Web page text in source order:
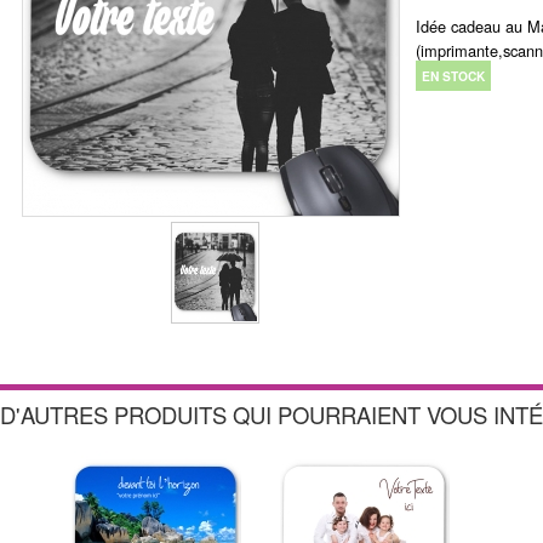
Idée cadeau au
EN STOCK
D'AUTRES PRODUITS QUI POURRAIENT VOUS